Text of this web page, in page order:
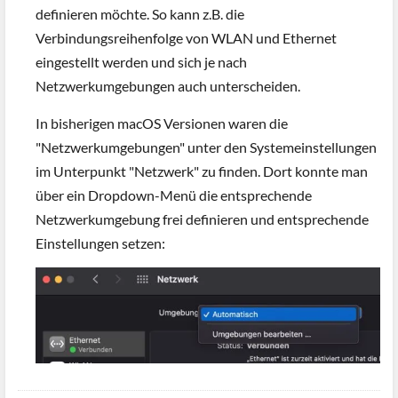
definieren möchte. So kann z.B. die
Verbindungsreihenfolge von WLAN und Ethernet
eingestellt werden und sich je nach
Netzwerkumgebungen auch unterscheiden.
In bisherigen macOS Versionen waren die
"Netzwerkumgebungen" unter den Systemeinstellungen
im Unterpunkt "Netzwerk" zu finden. Dort konnte man
über ein Dropdown-Menü die entsprechende
Netzwerkumgebung frei definieren und entsprechende
Einstellungen setzen: